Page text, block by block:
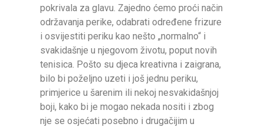
pokrivala za glavu. Zajedno ćemo proći način
održavanja perike, odabrati određene frizure
i osvijestiti periku kao nešto „normalno“ i
svakidašnje u njegovom životu, poput novih
tenisica. Pošto su djeca kreativna i zaigrana,
bilo bi poželjno uzeti i još jednu periku,
primjerice u šarenim ili nekoj nesvakidašnjoj
boji, kako bi je mogao nekada nositi i zbog
nje se osjećati posebno i drugačijim u